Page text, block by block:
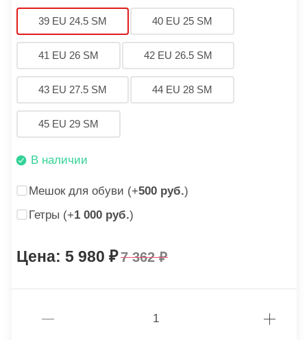
39 EU 24.5 SM 40 EU 25 SM
41 EU 26 SM 42 EU 26.5 SM
43 EU 27.5 SM 44 EU 28 SM
45 EU 29 SM
В наличии
Мешок для обуви (+500 руб.)
Гетры (+1 000 руб.)
5 980 7 362